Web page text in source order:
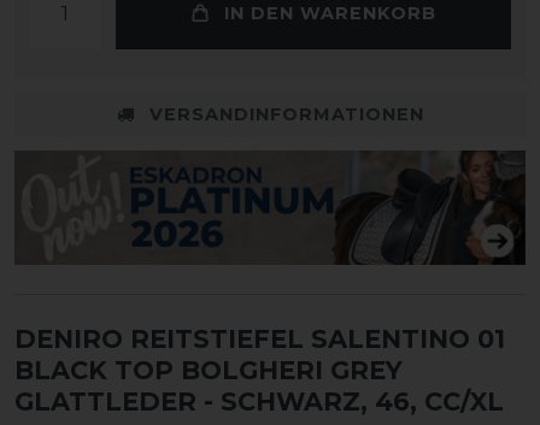
IN DEN WARENKORB
VERSANDINFORMATIONEN
DENIRO REITSTIEFEL SALENTINO 01
BLACK TOP BOLGHERI GREY
GLATTLEDER - SCHWARZ, 46, CC/XL